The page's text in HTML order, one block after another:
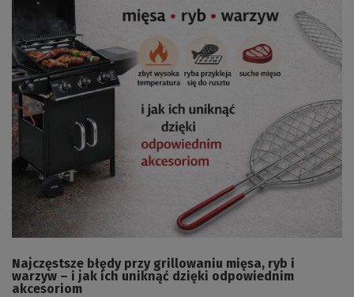
Najczęstsze błędy przy grillowaniu mięsa, ryb i
warzyw – i jak ich uniknąć dzięki odpowiednim
akcesoriom